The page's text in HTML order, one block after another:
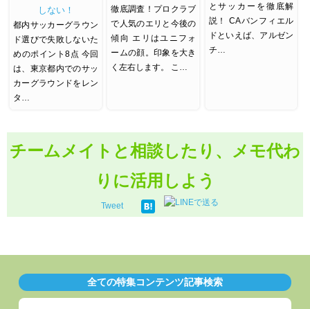
しない！
都内サッカーグラウン
ド選びで失敗しないた
めのポイント8点 今回
は、東京都内でのサッ
カーグラウンドをレン
タ…
徹底調査！プロクラブ
で人気のエリと今後の
傾向 エリはユニフォ
ームの顔。印象を大き
く左右します。 こ…
とサッカーを徹底解
説！ CAバンフィエル
ドといえば、アルゼン
チ…
チームメイトと相談したり、メモ代わ
りに活用しよう
Tweet
全ての特集コンテンツ記事検索